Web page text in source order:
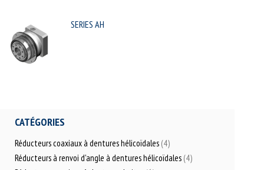
SERIES AH
CATÉGORIES
Réducteurs coaxiaux à dentures hélicoïdales (4)
Réducteurs à renvoi d'angle à dentures hélicoïdales (4)